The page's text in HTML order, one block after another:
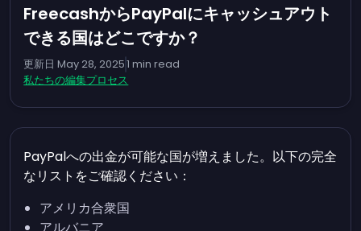
FreecashからPayPalにキャッシュアウト
できる国はどこですか？
更新日 May 28, 20251 min read
私たちの編集プロセス
PayPalへの出金が可能な国が増えました。以下の完全
なリストをご確認ください：
アメリカ合衆国